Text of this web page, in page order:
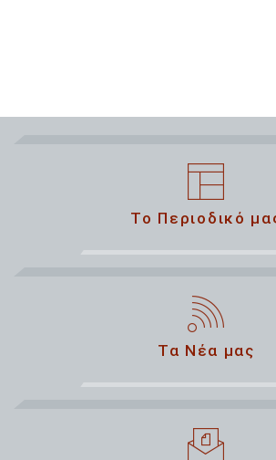
Το Περιοδικό
Τα Νέα μας